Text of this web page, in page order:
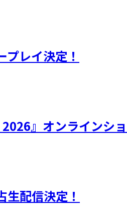
レイ決定！
』オンラインシ
配信決定！